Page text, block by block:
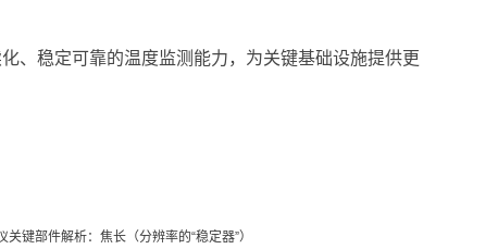
、稳定可靠的温度监测能力，为关键基础设施提供更
关键部件解析：焦长（分辨率的“稳定器”）